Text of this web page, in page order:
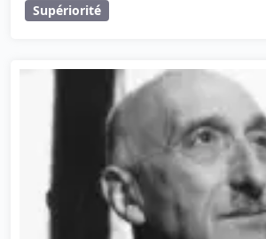
Supériorité